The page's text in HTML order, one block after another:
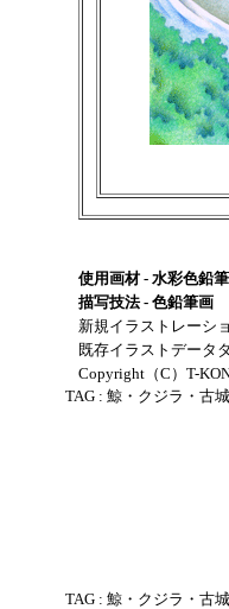
使用画材 - 水彩色鉛
描写技法 - 色鉛筆
新規イラストレーシ
既存イラストデータ
Copyright（C）T-
TAG : 鯨・クジラ・古
TAG : 鯨・クジラ・古